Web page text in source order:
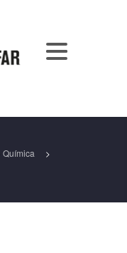
Química
>